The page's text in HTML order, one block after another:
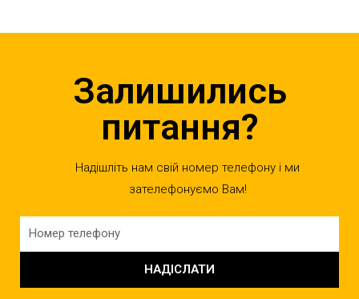
Залишились
питання?
Надішліть нам свій номер телефону і ми
зателефонуємо Вам!
НАДІСЛАТИ